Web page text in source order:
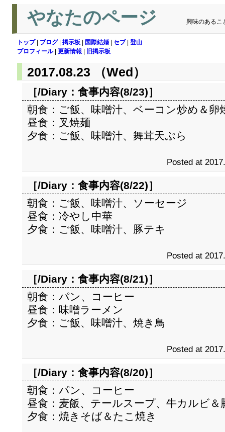
やなたのページ 興味のあるこ
トップ| ブログ| 掲示板 国際結婚 セブ| 登山
プロフィール| 更新情報 旧掲示板
2017.08.23 （Wed）
［/Diary： 食事内容(8/23)］
朝食：ご飯、味噌汁、ベーコン炒め＆卵
昼食：叉焼麺
夕食：ご飯、味噌汁、舞茸天ぷら
Posted at
［/Diary： 食事内容(8/22)］
朝食：ご飯、味噌汁、ソーセージ
昼食：冷やし中華
夕食：ご飯、味噌汁、豚テキ
Posted at
［/Diary： 食事内容(8/21)］
朝食：パン、コーヒー
昼食：味噌ラーメン
夕食：ご飯、味噌汁、焼き鳥
Posted at
［/Diary： 食事内容(8/20)］
朝食：パン、コーヒー
昼食：麦飯、テールスープ、牛カルビ＆
夕食：焼きそば＆たこ焼き